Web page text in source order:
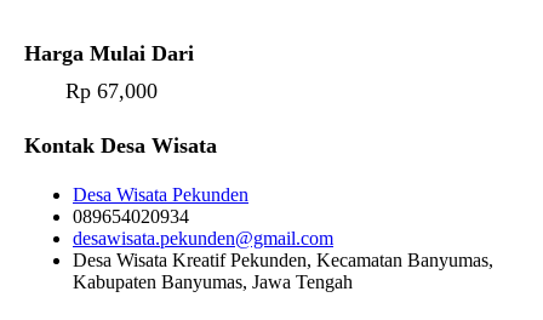
Harga Mulai Dari
Rp 67,000
Kontak Desa Wisata
Desa Wisata Pekunden
089654020934
desawisata.pekunden@gmail.com
Desa Wisata Kreatif Pekunden, Kecamatan Banyumas,
Kabupaten Banyumas, Jawa Tengah